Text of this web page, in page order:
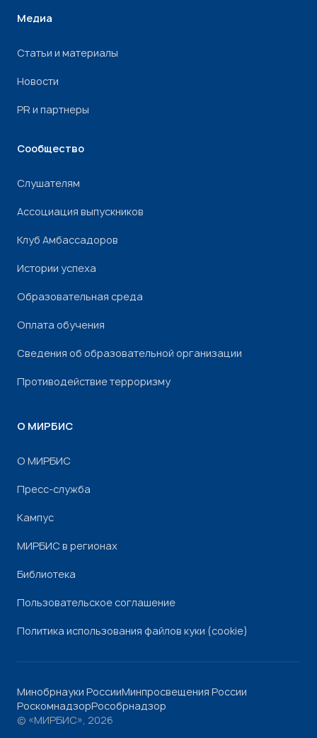
Медиа
Статьи и материалы
Новости
PR и партнеры
Сообщество
Слушателям
Ассоциация выпускников
Клуб Амбассадоров
Истории успеха
Образовательная среда
Оплата обучения
Сведения об образовательной организации
Противодействие терроризму
О МИРБИС
О МИРБИС
Пресс-служба
Кампус
МИРБИС в регионах
Библиотека
Пользовательское соглашение
Политика использования файлов куки (cookie)
Минобрнауки РоссииМинпросвещения России
РоскомнадзорРособрнадзор
© «МИРБИС», 2026